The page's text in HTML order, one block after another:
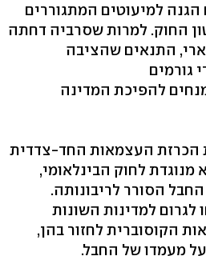
הגנה למיעוטים המתגוררים
החוק. למרות שסרביה דחתה
התנאים שהציבה
גורמים
להפיכת המדינה
הכרזת העצמאות החד-צדדית
מנוגדת לחוק הבינלאומי,
הסורר לריבונותה.
לגרום למדינות השונות
הקוסוברית לחזור בהן,
מעמדו של החבל.